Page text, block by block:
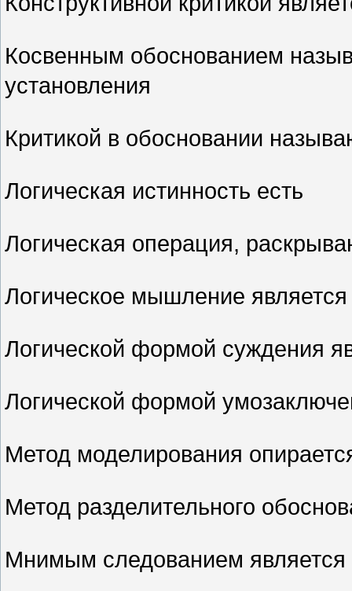
Косвенным обоснованием
установления
Критикой в обосновании
Логическая истинность есть
Логическая операция,
Логическое мышление
Логической формой суждения
Логической формой
Метод моделирования
Метод разделительного
Мнимым следованием является